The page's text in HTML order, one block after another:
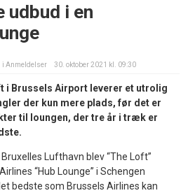
udbud i en
iAnmeldelser 30. oktober 2021 kl. 09:30
i Brussels Airport leverer et utrolig
der kun mere plads, før det er
til loungen, der tre år i træk er
Lufthavn blev “The Loft”
“Hub Lounge” i Schengen
bedste som Brussels Airlines kan